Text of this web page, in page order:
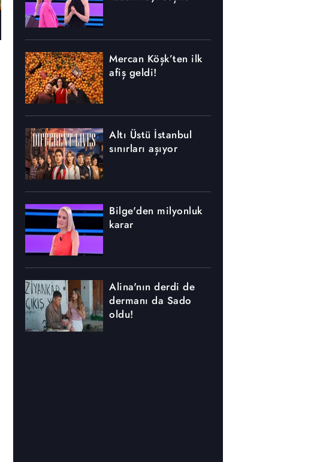
Mercan Köşk’ten ilk
afiş geldi!
Altı Üstü İstanbul
sınırları aşıyor
Bilge'den milyonluk
karar
Alina'nın derdi de
dermanı da Sado
oldu!